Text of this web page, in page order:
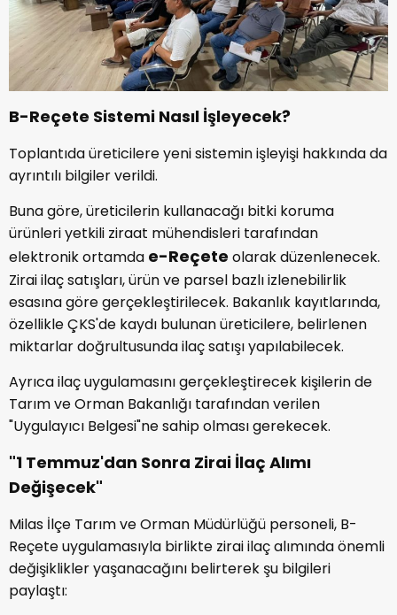
B-Reçete Sistemi Nasıl İşleyecek?
Toplantıda üreticilere yeni sistemin işleyişi hakkında da
ayrıntılı bilgiler verildi.
Buna göre, üreticilerin kullanacağı bitki koruma
ürünleri yetkili ziraat mühendisleri tarafından
elektronik ortamda e-Reçete olarak düzenlenecek.
Zirai ilaç satışları, ürün ve parsel bazlı izlenebilirlik
esasına göre gerçekleştirilecek. Bakanlık kayıtlarında,
özellikle ÇKS'de kaydı bulunan üreticilere, belirlenen
miktarlar doğrultusunda ilaç satışı yapılabilecek.
Ayrıca ilaç uygulamasını gerçekleştirecek kişilerin de
Tarım ve Orman Bakanlığı tarafından verilen
"Uygulayıcı Belgesi"ne sahip olması gerekecek.
"1 Temmuz'dan Sonra Zirai İlaç Alımı
Değişecek"
Milas İlçe Tarım ve Orman Müdürlüğü personeli, B-
Reçete uygulamasıyla birlikte zirai ilaç alımında önemli
değişiklikler yaşanacağını belirterek şu bilgileri
paylaştı: